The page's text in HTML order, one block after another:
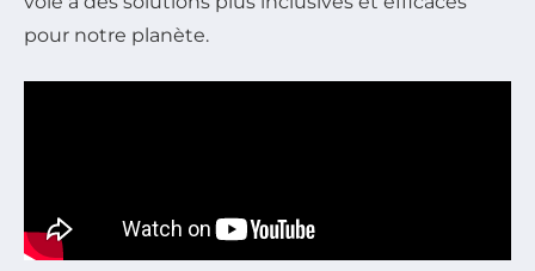
pour notre planète.